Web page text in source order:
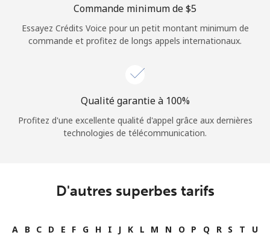
Commande minimum de ⁦$5⁩
Essayez Crédits Voice pour un petit montant minimum de
commande et profitez de longs appels internationaux.
Qualité garantie à 100%
Profitez d'une excellente qualité d'appel grâce aux dernières
technologies de télécommunication.
D'autres superbes tarifs
A B C D E F G H I J K L M N O P Q R S T
U